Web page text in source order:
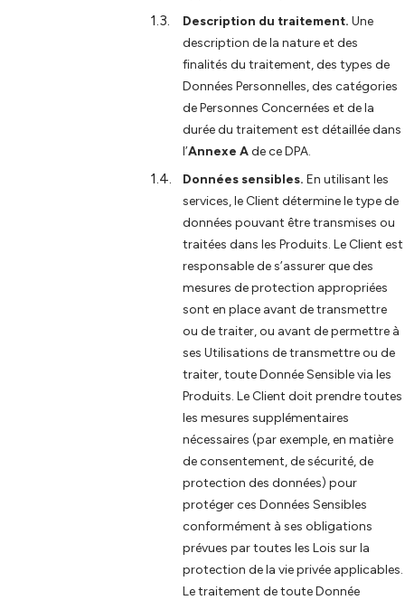
Description du traitement.Une
description de la nature et des
finalités du traitement, des types de
Données Personnelles, des catégories
de Personnes Concernées et de la
durée du traitement est détaillée dans
l’Annexe Ade ce DPA.
Données sensibles. En utilisant les
services, le Client détermine le type de
données pouvant être transmises ou
traitées dans les Produits. Le Client est
responsable de s’assurer que des
mesures de protection appropriées
sont en place avant de transmettre
ou de traiter, ou avant de permettre à
ses Utilisations de transmettre ou de
traiter, toute Donnée Sensible via les
Produits. Le Client doit prendre toutes
les mesures supplémentaires
nécessaires (par exemple, en matière
de consentement, de sécurité, de
protection des données) pour
protéger ces Données Sensibles
conformément à ses obligations
prévues par toutes les Lois sur la
protection de la vie privée applicables.
Le traitement de toute Donnée